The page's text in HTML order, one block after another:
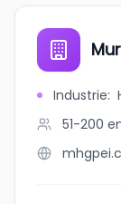
Industrie:
51-200